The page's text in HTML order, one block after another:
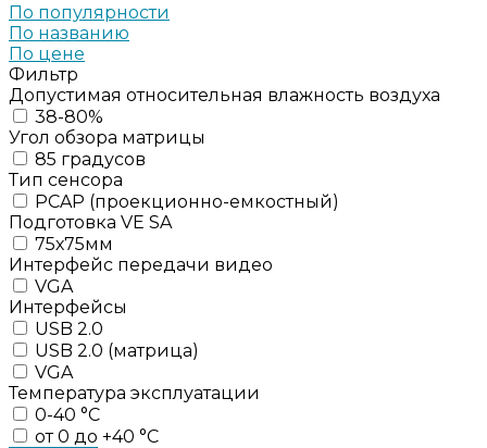
По популярности
По названию
По цене
Фильтр
Допустимая относительная влажность воздуха
38-80%
Угол обзора матрицы
85 градусов
Тип сенсора
PCAP (проекционно-емкостный)
Подготовка VE SA
75х75мм
Интерфейс передачи видео
VGA
Интерфейсы
USB 2.0
USB 2.0 (матрица)
VGA
Температура эксплуатации
0-40 °C
от 0 до +40 °C